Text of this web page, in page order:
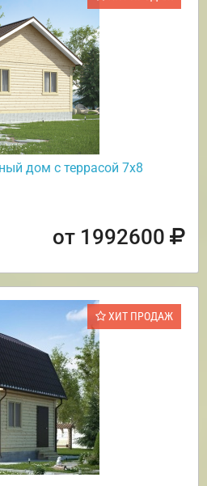
дом с террасой 7х8
от 1992600
ХИТ ПРОДАЖ